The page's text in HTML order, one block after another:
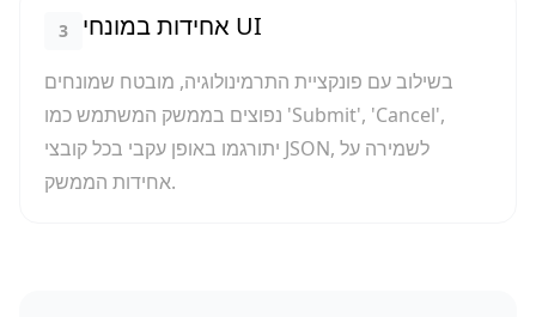
3 אחידות במונחי UI
בשילוב עם פונקציית התרמינולוגיה, מובטח שמונחים
נפוצים בממשק המשתמש כמו 'Submit', 'Cancel',
יתורגמו באופן עקבי בכל קובצי JSON, לשמירה על
אחידות הממשק.